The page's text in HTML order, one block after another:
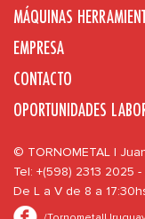
MÁQUINAS
EMPRESA
CONTACTO
OPORTUNIDADES
© TORNOMETAL |
Tel: +(598) 2313 2025
De L a V de 8 a